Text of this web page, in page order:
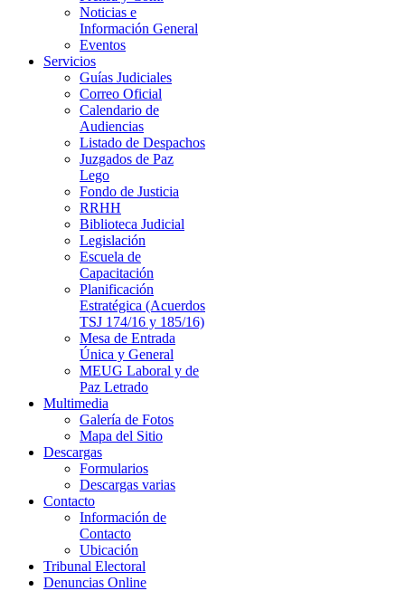
Noticias e
Información General
Eventos
Servicios
Guías Judiciales
Correo Oficial
Calendario de
Audiencias
Listado de Despachos
Juzgados de Paz
Lego
Fondo de Justicia
RRHH
Biblioteca Judicial
Legislación
Escuela de
Capacitación
Planificación
Estratégica (Acuerdos
TSJ 174/16 y 185/16)
Mesa de Entrada
Única y General
MEUG Laboral y de
Paz Letrado
Multimedia
Galería de Fotos
Mapa del Sitio
Descargas
Formularios
Descargas varias
Contacto
Información de
Contacto
Ubicación
Tribunal Electoral
Denuncias Online